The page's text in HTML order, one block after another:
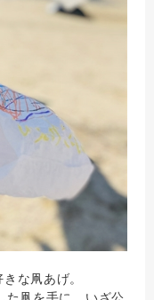
な凧あげ。